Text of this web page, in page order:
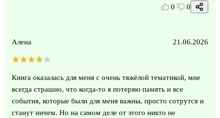
0 0
Алена 21.06.2026
Книга оказалась для меня с очень тяжёлой тематикой, мне
всегда страшно, что когда-то я потеряю память и все
события, которые были для меня важны, просто сотрутся и
станут ничем. Но на самом деле от этого никто не